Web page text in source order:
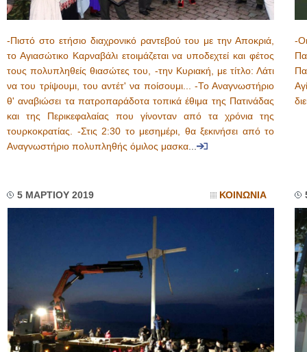
-Πιστό στο ετήσιο διαχρονικό ραντεβού του με την Αποκριά,
το Αγιασώτικο Καρναβάλι ετοιμάζεται να υποδεχτεί και φέτος
τους πολυπληθείς θιασώτες του, -την Κυριακή, με τίτλο: Λάτι
να του τρίψουμι, του αντέτ' να ποίσουμι... -Το Αναγνωστήριο
θ' αναβιώσει τα πατροπαράδοτα τοπικά έθιμα της Πατινάδας
και της Περικεφαλαίας που γίνονταν από τα χρόνια της
τουρκοκρατίας. -Στις 2:30 το μεσημέρι, θα ξεκινήσει από το
Αναγνωστήριο πολυπληθής όμιλος μασκα...
-
5 ΜΑΡΤΙΟΥ 2019 ΚΟΙΝΩΝΙΑ